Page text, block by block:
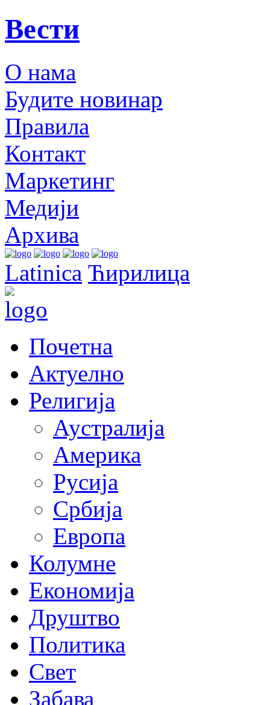
Вести
О нама
Будите новинар
Правила
Контакт
Маркетинг
Медији
Архива
Latinica Ћирилица
Почетна
Актуелно
Религија
Аустралија
Америка
Русија
Србија
Европа
Колумне
Економија
Друштво
Политика
Свет
Забава